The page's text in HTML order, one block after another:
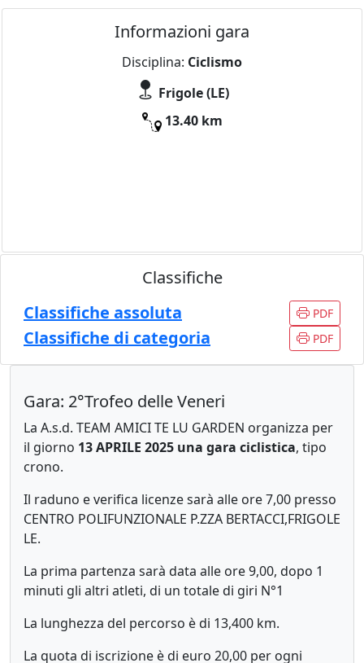
Informazioni gara
Disciplina: Ciclismo
Frigole (LE)
13.40 km
Classifiche
Classifiche assoluta
PDF
Classifiche di categoria PDF
Gara: 2°Trofeo delle Veneri
La A.s.d. TEAM AMICI TE LU GARDEN organizza per
il giorno 13 APRILE 2025 una gara ciclistica, tipo
crono.
Il raduno e verifica licenze sarà alle ore 7,00 presso
CENTRO POLIFUNZIONALE P.ZZA BERTACCI,FRIGOLE
LE.
La prima partenza sarà data alle ore 9,00, dopo 1
minuti gli altri atleti, di un totale di giri N°1
La lunghezza del percorso è di 13,400 km.
La quota di iscrizione è di euro 20,00 per ogni